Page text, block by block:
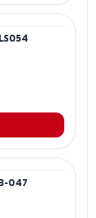
047